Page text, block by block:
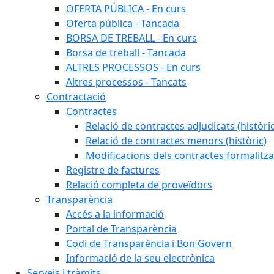
OFERTA PÚBLICA - En curs
Oferta pública - Tancada
BORSA DE TREBALL - En curs
Borsa de treball - Tancada
ALTRES PROCESSOS - En curs
Altres processos - Tancats
Contractació
Contractes
Relació de contractes adjudicats
Relació de contractes menors (històric)
Modificacions dels contractes
Registre de factures
Relació completa de proveïdors
Transparència
Accés a la informació
Portal de Transparència
Codi de Transparència i Bon Govern
Informació de la seu electrònica